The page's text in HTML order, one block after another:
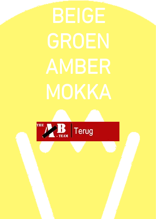
BEIGE
GROEN
AMBER
MOKKA